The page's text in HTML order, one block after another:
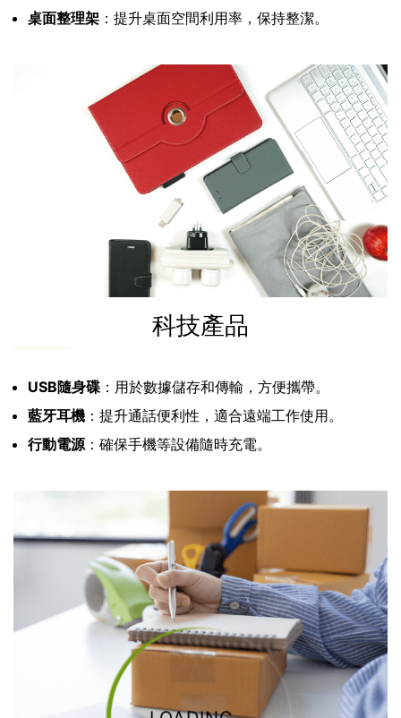
桌面整理架 ：提升桌面空間利用率，保持整潔。
科技產品
USB隨身碟 ：用於數據儲存和傳輸，方便攜帶。
藍牙耳機 ：提升通話便利性，適合遠端工作使用。
行動電源：確保手機等設備隨時充電。